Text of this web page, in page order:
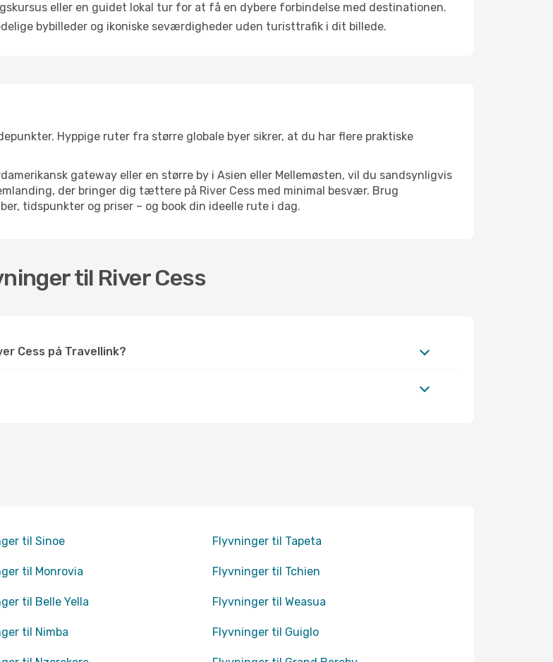
eller en guidet lokal tur for at få en dybere forbindelse med destinationen.
bybilleder og ikoniske seværdigheder uden turisttrafik i dit billede.
Hyppige ruter fra større globale byer sikrer, at du har flere praktiske
gateway eller en større by i Asien eller Mellemøsten, vil du sandsynligvis
der bringer dig tættere på River Cess med minimal besvær. Brug
tidspunkter og priser – og book din ideelle rute i dag.
til River Cess
Cess på Travellink?
til Sinoe Flyvninger til Tapeta
til Monrovia Flyvninger til Tchien
til Belle Yella Flyvninger til Weasua
til Nimba Flyvninger til Guiglo